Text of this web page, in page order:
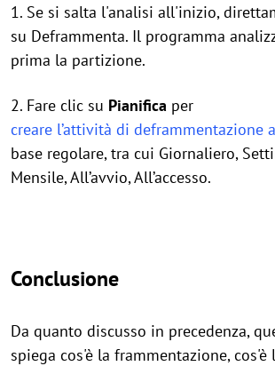
1. Se si salta l'analisi all'inizio,
su Deframmenta. Il programma
prima la partizione.
2. Fare clic su Pianifica per
creare l’attività di deframmentazione
base regolare, tra cui Giornaliero,
Mensile, All’avvio, All’accesso.
Conclusione
Da quanto discusso in precedenza,
spiega cos'è la frammentazione, cos'è